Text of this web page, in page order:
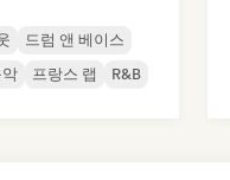
드럼 앤 베이스
악 프랑스 랩 R&B